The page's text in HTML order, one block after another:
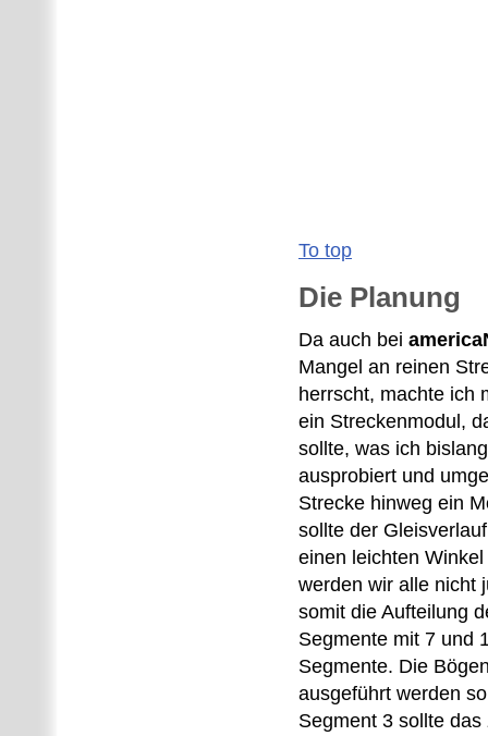
To top
Die Planung
Da auch bei
Mangel an reinen
herrscht, machte ich
ein Streckenmodul,
sollte, was ich
ausprobiert und
Strecke hinweg ein
sollte der
einen leichten
werden wir alle nicht
somit die Aufteilung
Segmente mit 7 und
Segmente. Die
ausgeführt werden
Segment 3 sollte